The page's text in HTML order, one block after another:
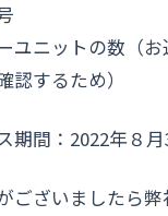
ユニットの数（
認するため）
期間：2022年８
ございましたら